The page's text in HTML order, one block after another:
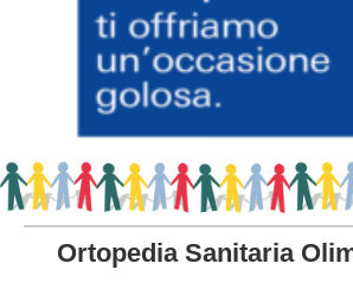
Ortopedia Sanitaria